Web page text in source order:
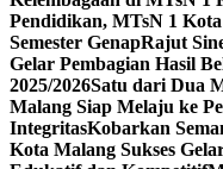
Pendidikan, MTsN 1
Semester GenapRajut
Gelar Pembagian Hasil
2025/2026Satu dari Dua
Malang Siap Melaju ke
IntegritasKobarkan
Kota Malang Sukses